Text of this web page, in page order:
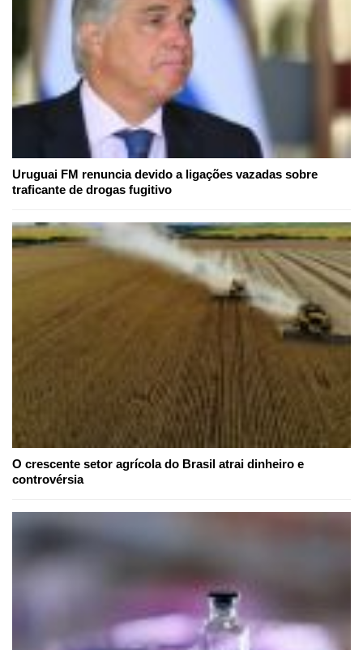
Uruguai FM renuncia devido a ligações vazadas sobre
traficante de drogas fugitivo
O crescente setor agrícola do Brasil atrai dinheiro e
controvérsia